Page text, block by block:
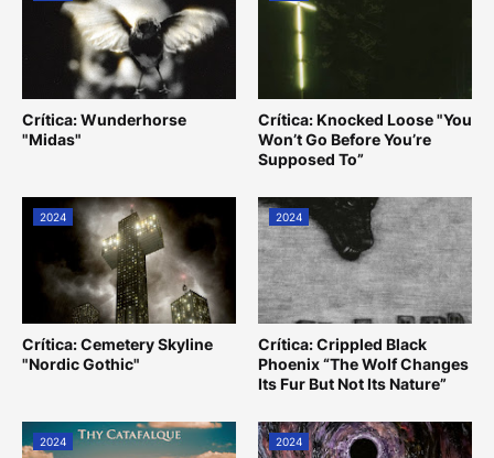
Crítica: Wunderhorse
"Midas"
Crítica: Knocked Loose "You
Won’t Go Before You’re
Supposed To”
2024
Crítica: Cemetery Skyline
"Nordic Gothic"
2024
Crítica: Crippled Black
Phoenix “The Wolf Changes
Its Fur But Not Its Nature”
2024 2024